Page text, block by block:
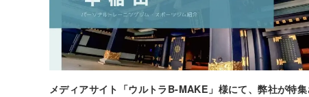
メディアサイト「ウルトラB-MAKE」様にて、弊社が特